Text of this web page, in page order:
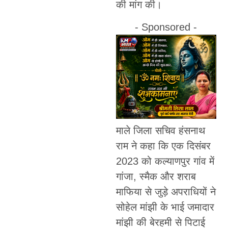
की मांग की।
- Sponsored -
माले जिला सचिव हंसनाथ
राम ने कहा कि एक दिसंबर
2023 को कल्याणपुर गांव में
गांजा, स्मैक और शराब
माफिया से जुड़े अपराधियों ने
सोहेल मांझी के भाई जमादार
मांझी की बेरहमी से पिटाई